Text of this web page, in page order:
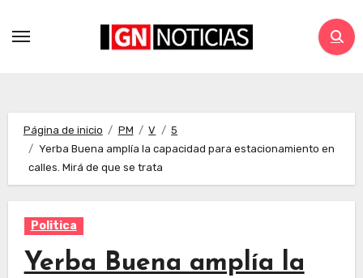
Página de inicio PM V
5
Yerba Buena amplía la capacidad para estacionamiento en
calles. Mirá de que se trata
Politica
Yerba Buena amplía la